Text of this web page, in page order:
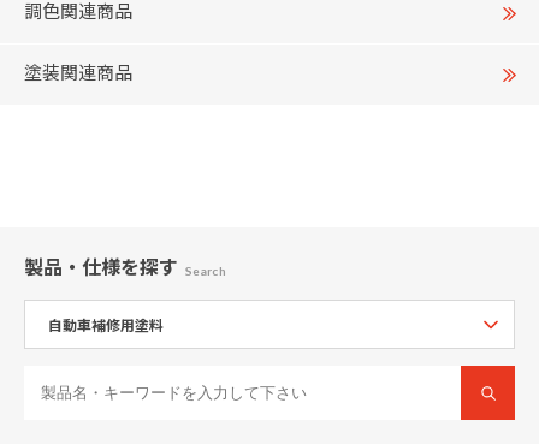
調色関連商品
塗装関連商品
製品・仕様を探す Search